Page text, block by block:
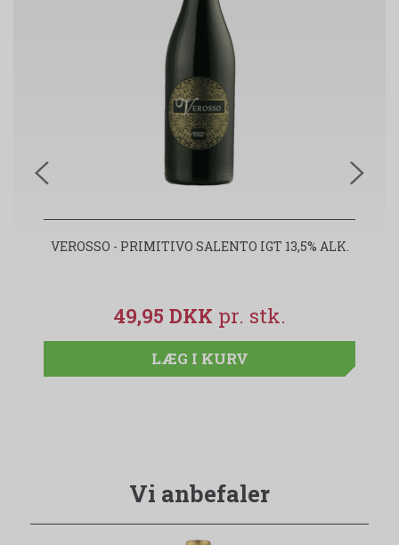
VEROSSO - PRIMITIVO SALENTO IGT 13,5% ALK.
49,95 DKK
LÆG I KURV
Vi anbefaler